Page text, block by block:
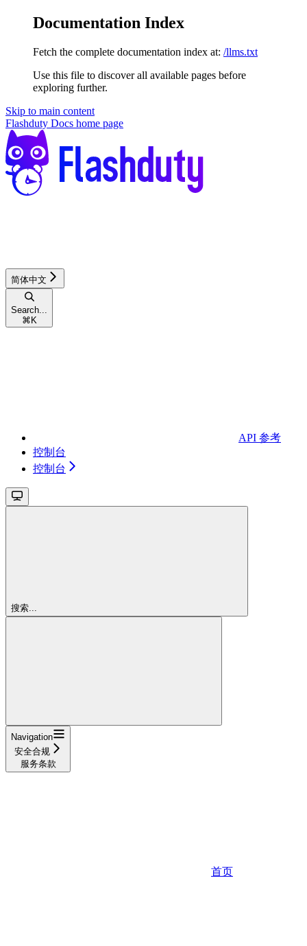
Documentation Index
Fetch the complete documentation index at: /llms.txt
Use this file to discover all available pages before
exploring further.
Skip to main content
Flashduty Docs home page
简体中文
Search...
⌘ K
API 参考
控制台
控制台
搜索...
Navigation
安全合规
服务条款
首页